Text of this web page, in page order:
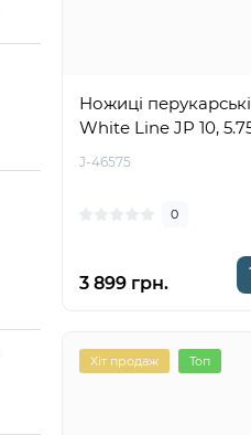
Ножиці
White Line JP 10,
J-46575
0
3 899 грн.
Хіт продаж Топ